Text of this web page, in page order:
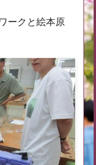
ークと絵本原